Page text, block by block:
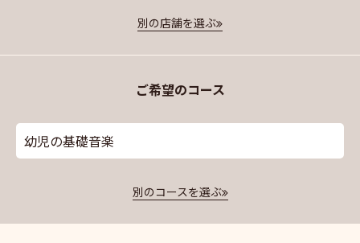
別の店舗を選ぶ
ご希望のコース
幼児の基礎音楽
別のコースを選ぶ